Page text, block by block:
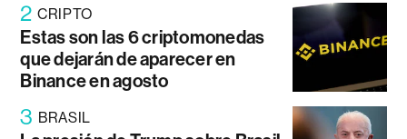
2 CRIPTO
Estas son las 6 criptomonedas
que dejarán de aparecer en
Binance en agosto
3 BRASIL